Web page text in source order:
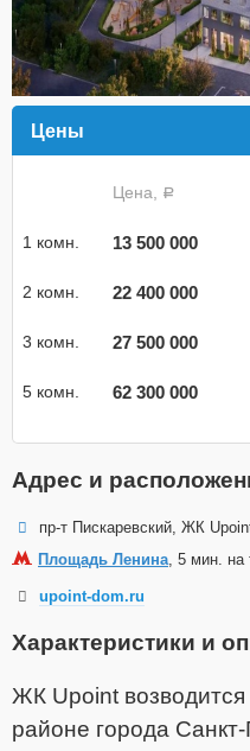
Цены
Цена, a
1 комн. 13 500 000
2 комн. 22 400 000
3 комн. 27 500 000
5 комн. 62 300 000
Адрес и
пр-т Пискаревский, ЖК
Площадь Ленина, 5 мин. на
upoint-dom.ru
Характеристики и
ЖК Upoint
районе города